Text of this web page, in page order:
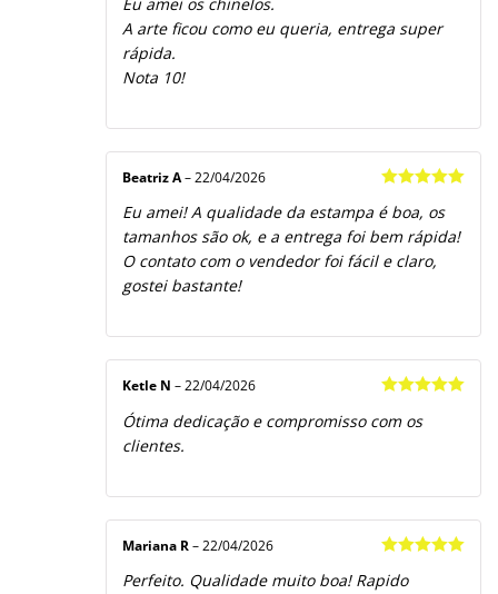
A arte ficou como eu queria, entrega super
rápida.
Nota 10!
de 5
Beatriz A – 22/04/2026
Eu amei! A qualidade da estampa é boa, os
tamanhos são ok, e a entrega foi bem rápida!
O contato com o vendedor foi fácil e claro,
gostei bastante!
de 5
Ketle N – 22/04/2026
Ótima dedicação e compromisso com os
clientes.
de 5
Mariana R – 22/04/2026
Perfeito. Qualidade muito boa! Rapido